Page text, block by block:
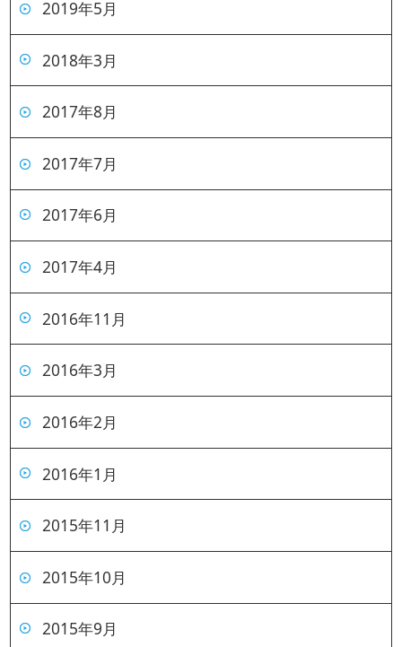
2019年5月
2018年3月
2017年8月
2017年7月
2017年6月
2017年4月
2016年11月
2016年3月
2016年2月
2016年1月
2015年11月
2015年10月
2015年9月